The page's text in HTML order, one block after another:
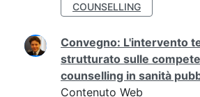
COUNSELLING
Convegno: L'intervento
strutturato sulle
counselling in sanità
Contenuto Web